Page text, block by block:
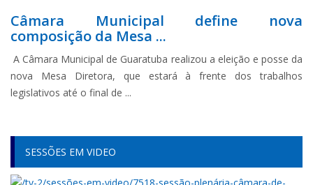
Câmara Municipal define nova
composição da Mesa ...
A Câmara Municipal de Guaratuba realizou a eleição e posse da
nova Mesa Diretora, que estará à frente dos trabalhos
legislativos até o final de ...
SESSÕES EM VIDEO